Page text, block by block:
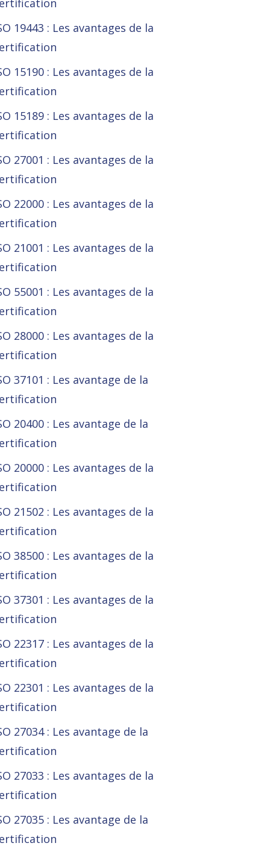
19443 : Les avantages de la
15190 : Les avantages de la
15189 : Les avantages de la
27001 : Les avantages de la
22000 : Les avantages de la
21001 : Les avantages de la
55001 : Les avantages de la
28000 : Les avantages de la
37101 : Les avantage de la
20400 : Les avantage de la
20000 : Les avantages de la
21502 : Les avantages de la
38500 : Les avantages de la
37301 : Les avantages de la
22317 : Les avantages de la
22301 : Les avantages de la
27034 : Les avantage de la
27033 : Les avantages de la
27035 : Les avantage de la